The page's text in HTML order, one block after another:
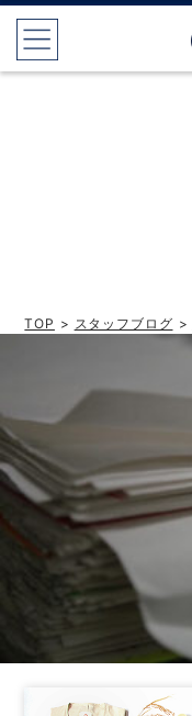
TOP > スタッフブログ >